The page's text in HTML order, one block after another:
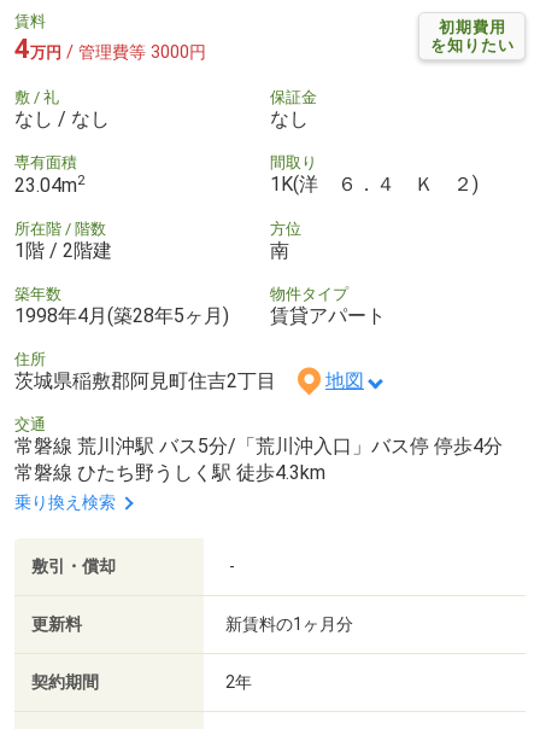
初期費用
を知りたい
賃料
4万円 / 管理費等 3000円
敷 / 礼
なし / なし
保証金
なし
専有面積
23.04m2
間取り
1K(洋 ６．４ Ｋ ２)
所在階 / 階数
1階 / 2階建
方位
南
築年数
1998年4月(築28年5ヶ月)
物件タイプ
賃貸アパート
住所
茨城県稲敷郡阿見町住吉2丁目 地図
交通
常磐線 荒川沖駅 バス5分/「荒川沖入口」バス停 停歩4分
常磐線 ひたち野うしく駅 徒歩4.3km
乗り換え検索
敷引・償却 -
更新料 新賃料の1ヶ月分
契約期間 2年